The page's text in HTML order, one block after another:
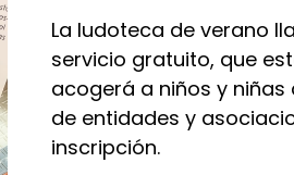
La ludoteca de verano
servicio gratuito, que
acogerá a niños y niñas
de entidades y
inscripción.